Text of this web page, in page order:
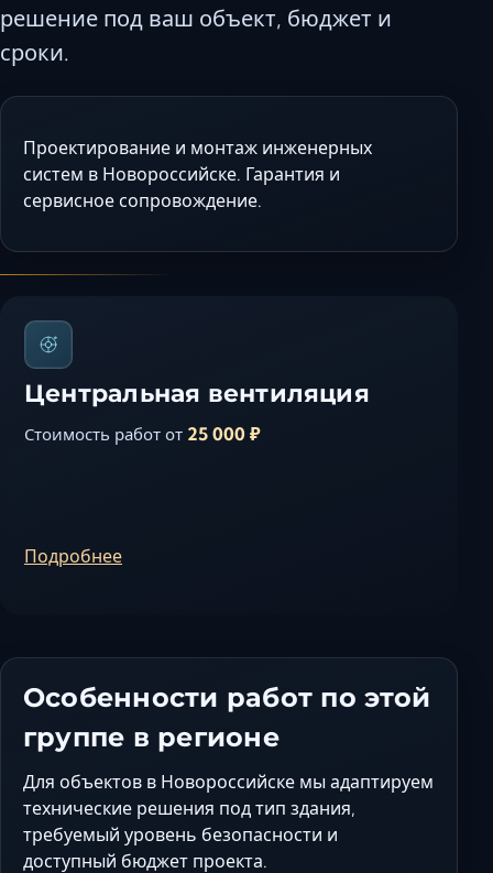
Керчь
Майкоп
Севастополь
Элиста
Ялта
решение под ваш объект, бюджет и
сроки.
Проектирование и монтаж инженерных
систем в Новороссийске. Гарантия и
сервисное сопровождение.
Центральная вентиляция
Стоимость работ от 25 000 ₽
Подробнее
Особенности работ по этой
группе в регионе
Для объектов в Новороссийске мы адаптируем
технические решения под тип здания,
требуемый уровень безопасности и
доступный бюджет проекта.